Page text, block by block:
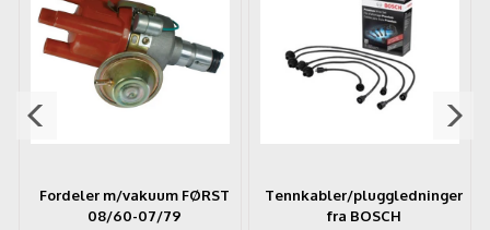
Fordeler m/vakuum FØRST
08/60-07/79
Tennkabler/pluggledninger
fra BOSCH